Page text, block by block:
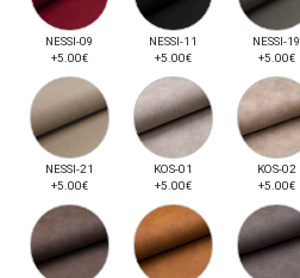
NESSI-09
+5.00€
NESSI-11
+5.00€
NESSI-19
+5.00€
NESSI-21
+5.00€
KOS-01
+5.00€
KOS-02
+5.00€